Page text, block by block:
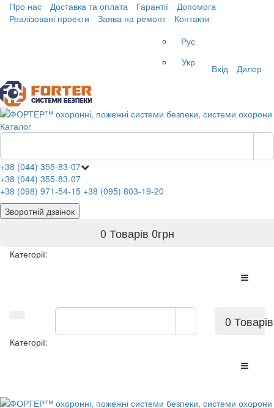
Про нас Доставка та оплата Гарантії
Допомога
Реалізовані проекти
Заява на ремонт
Контакти
Рус
Укр
Вхід Дилер
Каталог
+38 (044) 355-83-07
+38 (044) 355-83-07
+38 (098) 971-54-15 +38 (095) 803-19-20
Зворотній дзвінок
0 Товарів 0грн
Категорії:
0 Товарів
Категорії: